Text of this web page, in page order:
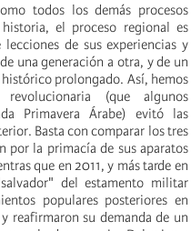
todos los demás procesos
el proceso regional es
de sus experiencias y
una generación a otra, y de un
prolongado. Así, hemos
(que algunos
Primavera Árabe) evitó las
Basta con comparar los tres
por la primacía de sus aparatos
que en 2011, y más tarde en
del estamento militar
populares posteriores en
reafirmaron su demanda de un